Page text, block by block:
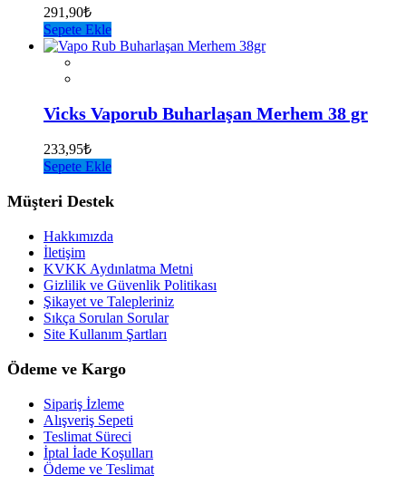
291,90₺
Sepete Ekle
Vicks Vaporub Buharlaşan Merhem 38 gr
233,95₺
Sepete Ekle
Müşteri Destek
Hakkımızda
İletişim
KVKK Aydınlatma Metni
Gizlilik ve Güvenlik Politikası
Şikayet ve Talepleriniz
Sıkça Sorulan Sorular
Site Kullanım Şartları
Ödeme ve Kargo
Sipariş İzleme
Alışveriş Sepeti
Teslimat Süreci
İptal İade Koşulları
Ödeme ve Teslimat